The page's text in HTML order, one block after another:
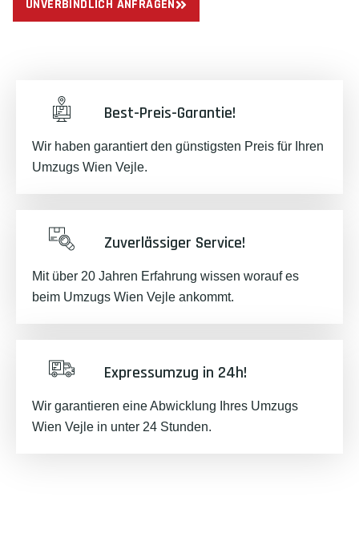
UNVERBINDLICH ANFRAGEN
Best-Preis-Garantie!
Wir haben garantiert den günstigsten Preis für Ihren
Umzugs Wien Vejle.
Zuverlässiger Service!
Mit über 20 Jahren Erfahrung wissen worauf es
beim Umzugs Wien Vejle ankommt.
Expressumzug in 24h!
Wir garantieren eine Abwicklung Ihres Umzugs
Wien Vejle in unter 24 Stunden.